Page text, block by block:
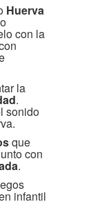
Huerva
con la
la
.
sonido
que
con
.
infantil